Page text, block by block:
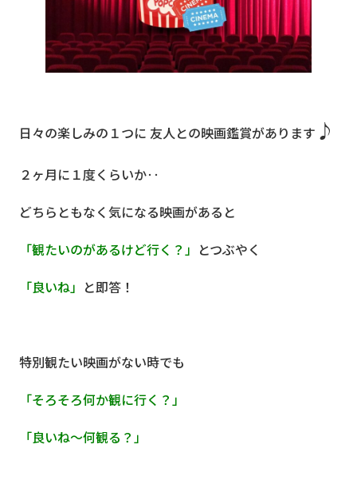
日々の楽しみの１つに 友人との映画鑑賞があります ♪
２ヶ月に１度くらいか‥
どちらともなく気になる映画があると
「観たいのがあるけど行く？」 とつぶやく
「良いね」 と即答！
特別観たい映画がない時でも
「そろそろ何か観に行く？」
「良いね〜何観る？」